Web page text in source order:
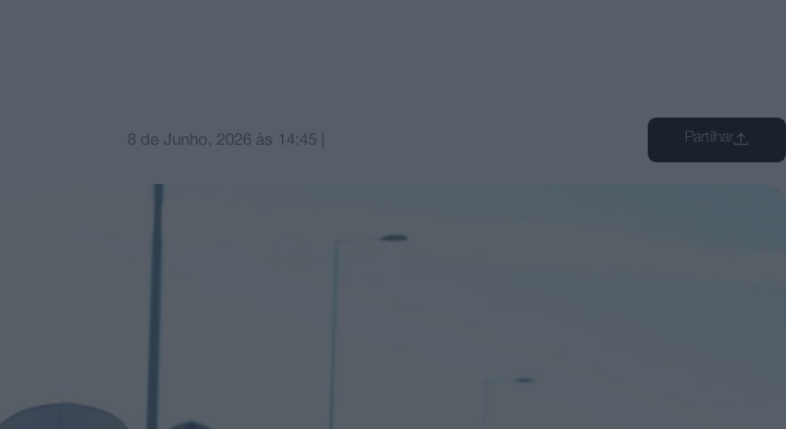
8 de Junho, 2026 às 14:45 Partilhar